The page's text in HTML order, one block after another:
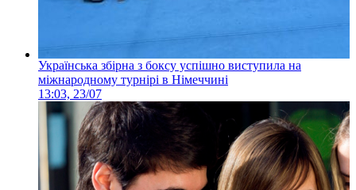
Українська збірна з боксу успішно виступила на
міжнародному турнірі в Німеччині
13:03, 23/07